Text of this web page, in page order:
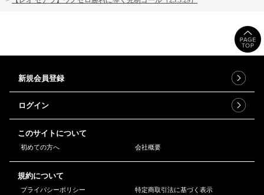
新規会員登録
ログイン
このサイトについて
初めての方へ 会社概要
規約について
プライバシーポリシー 特定商取引法に基づく表示